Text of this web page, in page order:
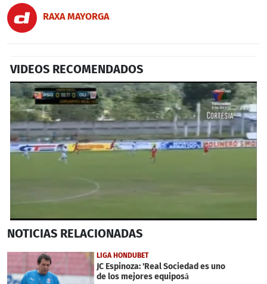
RAXA MAYORGA
VIDEOS RECOMENDADOS
seconds
1
minute,
30
seconds
NOTICIAS RELACIONADAS
LIGA HONDUBET
JC Espinoza: 'Real Sociedad es uno
de los mejores equiposâ